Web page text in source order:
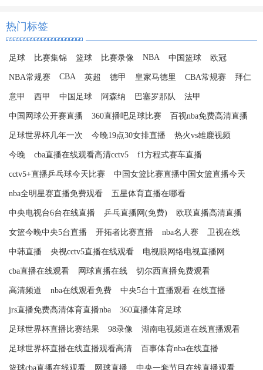
热门标签
足球 比赛集锦 篮球 比赛录像 NBA 中国篮球 欧冠
NBA常规赛 CBA 英超 德甲 皇家马德里 CBA常规赛 拜仁
意甲 西甲 中国足球 阿森纳 巴塞罗那队 法甲
中国网球公开赛直播 360直播吧足球比赛 百视nba免费高清直播
足球世界杯几年一次 今晚19点30女排直播 热火vs雄鹿视频
今晚 cba直播在线观看高清cctv5 f1方程式赛车直播
cctv5+直播乒乓球今天比赛 中国女篮比赛直播中国女篮直播今天
nba全明星赛直播免费观看 五星体育直播在哪看
中央电视台6台在线直播 乒乓直播网(免费) 欧联直播高清直播
女篮今晚中央5台直播 开拓者比赛直播 nba名人赛 卫视在线
中韩直播 央视cctv5直播在线观看 电视眼网络电视直播网
cba直播在线观看 网球直播在线 切尔西直播免费观看
高清频道 nba在线观看免费 中央5台十直播观看 在线直播
jrs直播免费高清体育直播nba 360直播体育足球
足球世界杯直播比赛结果 98录像 湖南电视频道在线直播观看
足球世界杯直播在线直播观看高清 百事体育nba在线直播
篮球cba直播在线观看 网球直播 中央一套节目在线直播观看